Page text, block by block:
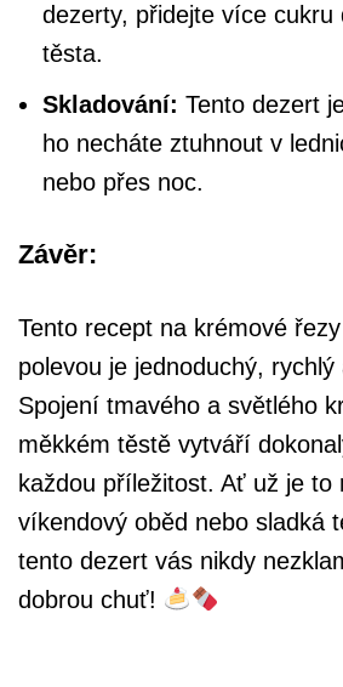
dezerty, přidejte více cukru
těsta.
Skladování: Tento dezert
ho necháte ztuhnout v
nebo přes noc.
Závěr:
Tento recept na krémové
polevou je jednoduchý,
Spojení tmavého a světlého
měkkém těstě vytváří
každou příležitost. Ať už je to
víkendový oběd nebo sladká
tento dezert vás nikdy
dobrou chuť!